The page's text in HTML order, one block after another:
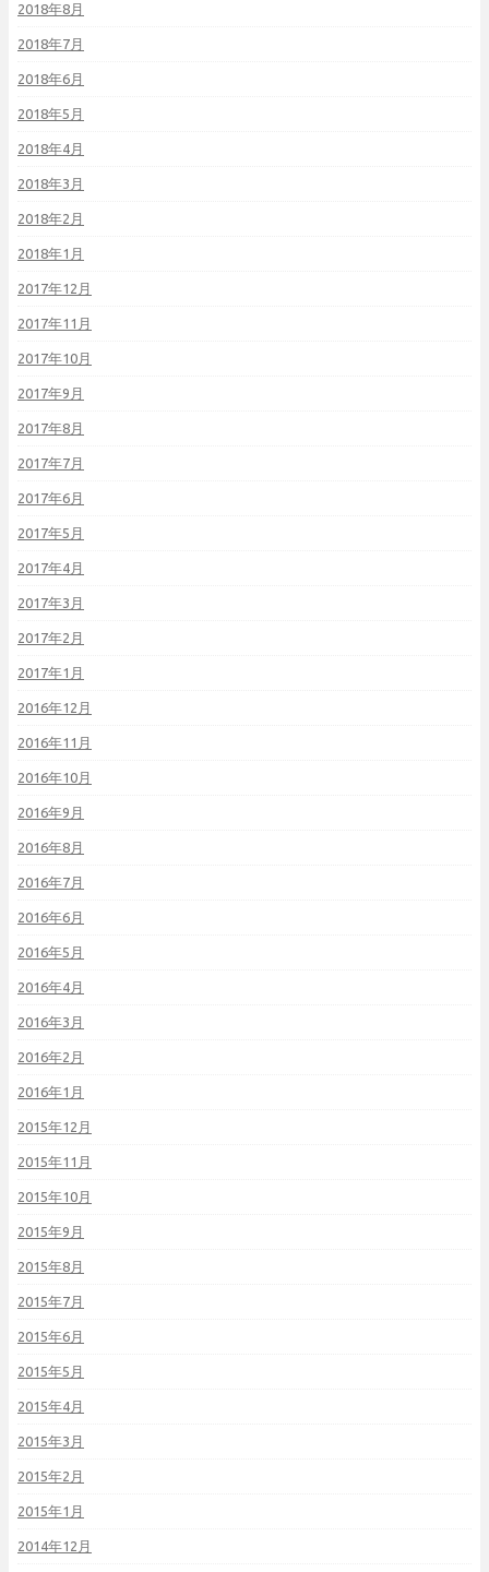
2018年8月
2018年7月
2018年6月
2018年5月
2018年4月
2018年3月
2018年2月
2018年1月
2017年12月
2017年11月
2017年10月
2017年9月
2017年8月
2017年7月
2017年6月
2017年5月
2017年4月
2017年3月
2017年2月
2017年1月
2016年12月
2016年11月
2016年10月
2016年9月
2016年8月
2016年7月
2016年6月
2016年5月
2016年4月
2016年3月
2016年2月
2016年1月
2015年12月
2015年11月
2015年10月
2015年9月
2015年8月
2015年7月
2015年6月
2015年5月
2015年4月
2015年3月
2015年2月
2015年1月
2014年12月